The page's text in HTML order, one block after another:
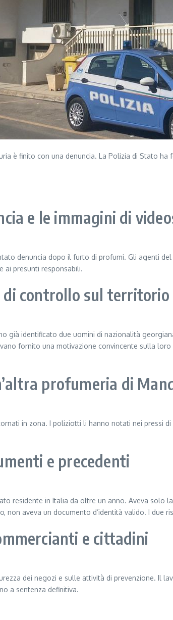
è finito con una denuncia. La Polizia di Stato
e le immagini di
denuncia dopo il furto di profumi. Gli agenti
ai presunti responsabili.
di controllo sul territorio
già identificato due uomini di nazionalità
fornito una motivazione convincente sulla
profumeria di
in zona. I poliziotti li hanno notati nei pressi
e precedenti
residente in Italia da oltre un anno. Aveva solo
non aveva un documento d’identità valido. I due
e cittadini
dei negozi e sulle attività di prevenzione.
a sentenza definitiva.